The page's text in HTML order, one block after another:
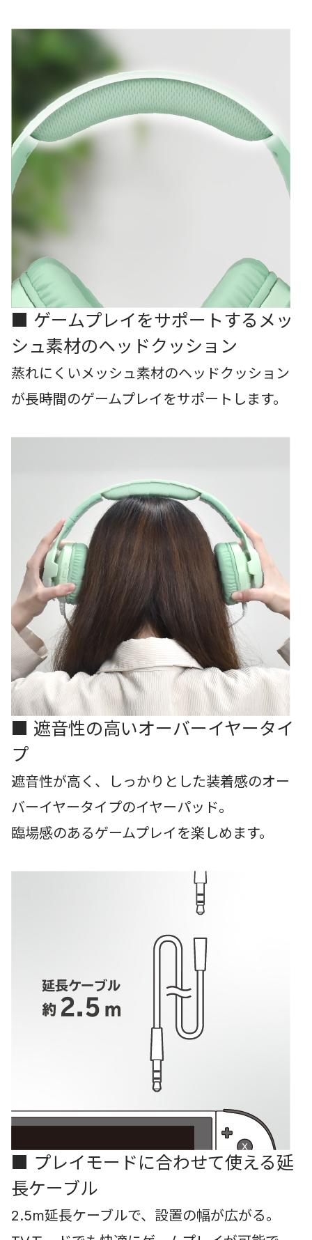
■ ゲームプレイをサポートするメッ
シュ素材のヘッドクッション
蒸れにくいメッシュ素材のヘッドクッション
が長時間のゲームプレイをサポートします。
■ 遮音性の高いオーバーイヤータイ
プ
遮音性が高く、しっかりとした装着感のオー
バーイヤータイプのイヤーパッド。
臨場感のあるゲームプレイを楽しめます。
■ プレイモードに合わせて使える延
長ケーブル
2.5m延長ケーブルで、設置の幅が広がる。